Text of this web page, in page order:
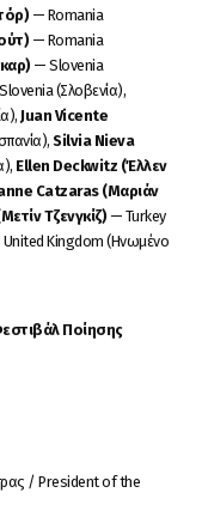
— Romania
— Romania
— Slovenia
(Σλοβενία),
Juan Vicente
Silvia Nieva
Ellen Deckwitz (Έλλεν
Catzaras (Μαριάν
Τζενγκίζ) — Turkey
Kingdom (Ηνωμένο
Ποίησης
/ President of the